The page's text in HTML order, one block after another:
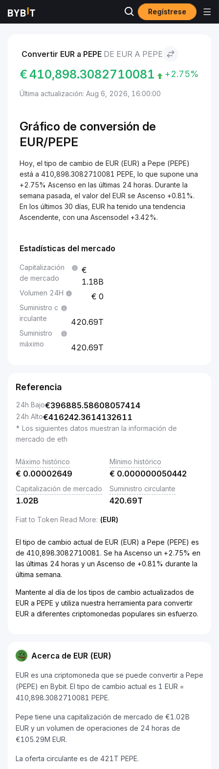
Regístrese
Mercados EUR to Pepe
Convertir EUR a PEPE DE EUR A PEPE
€410,898.3082710081 +2.75%
Última actualización: Aug 6, 2026, 16:00:00
Gráfico de conversión de
EUR/PEPE
Hoy, el tipo de cambio de EUR (EUR) a Pepe (PEPE)
está a 410,898.3082710081 PEPE, lo que supone una
+2.75% Ascenso en las últimas 24 horas. Durante la
semana pasada, el valor del EUR se Ascenso +0.81%.
En los últimos 30 días, EUR ha tenido una tendencia
Ascendente, con una Ascensodel +3.42%.
Estadísticas del mercado
Capitalización
de mercado
1.18B
Volumen 24H 0
Suministro c
irculante
420.69T
Suministro
máximo
420.69T
Referencia
24h Bajo€396885.58608057414
24h Alto€416242.3614132611
* Los siguientes datos muestran la información de
mercado de eth
Máximo histórico
€ 0.00002649
Mínimo histórico
€ 0.000000050442
Capitalización de mercado
1.02B
Suministro circulante
420.69T
Fiat to Token Read More: (EUR)
El tipo de cambio actual de EUR (EUR) a Pepe (PEPE) es
de 410,898.3082710081. Se ha Ascenso un +2.75% en
las últimas 24 horas y un Ascenso de +0.81% durante la
última semana.
Mantente al día de los tipos de cambio actualizados de
EUR a PEPE y utiliza nuestra herramienta para convertir
EUR a diferentes criptomonedas populares sin esfuerzo.
Acerca de EUR (EUR)
EUR es una criptomoneda que se puede convertir a Pepe
(PEPE) en Bybit. El tipo de cambio actual es 1 EUR =
410,898.3082710081 PEPE.
Pepe tiene una capitalización de mercado de €1.02B
EUR y un volumen de operaciones de 24 horas de
€105.29M EUR.
La oferta circulante es de 421T PEPE.